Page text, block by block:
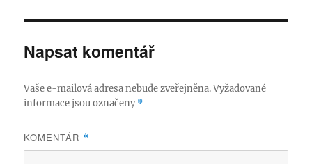
Napsat komentář
Vaše e-mailová adresa nebude zveřejněna. Vyžadované
informace jsou označeny*
KOMENTÁŘ *